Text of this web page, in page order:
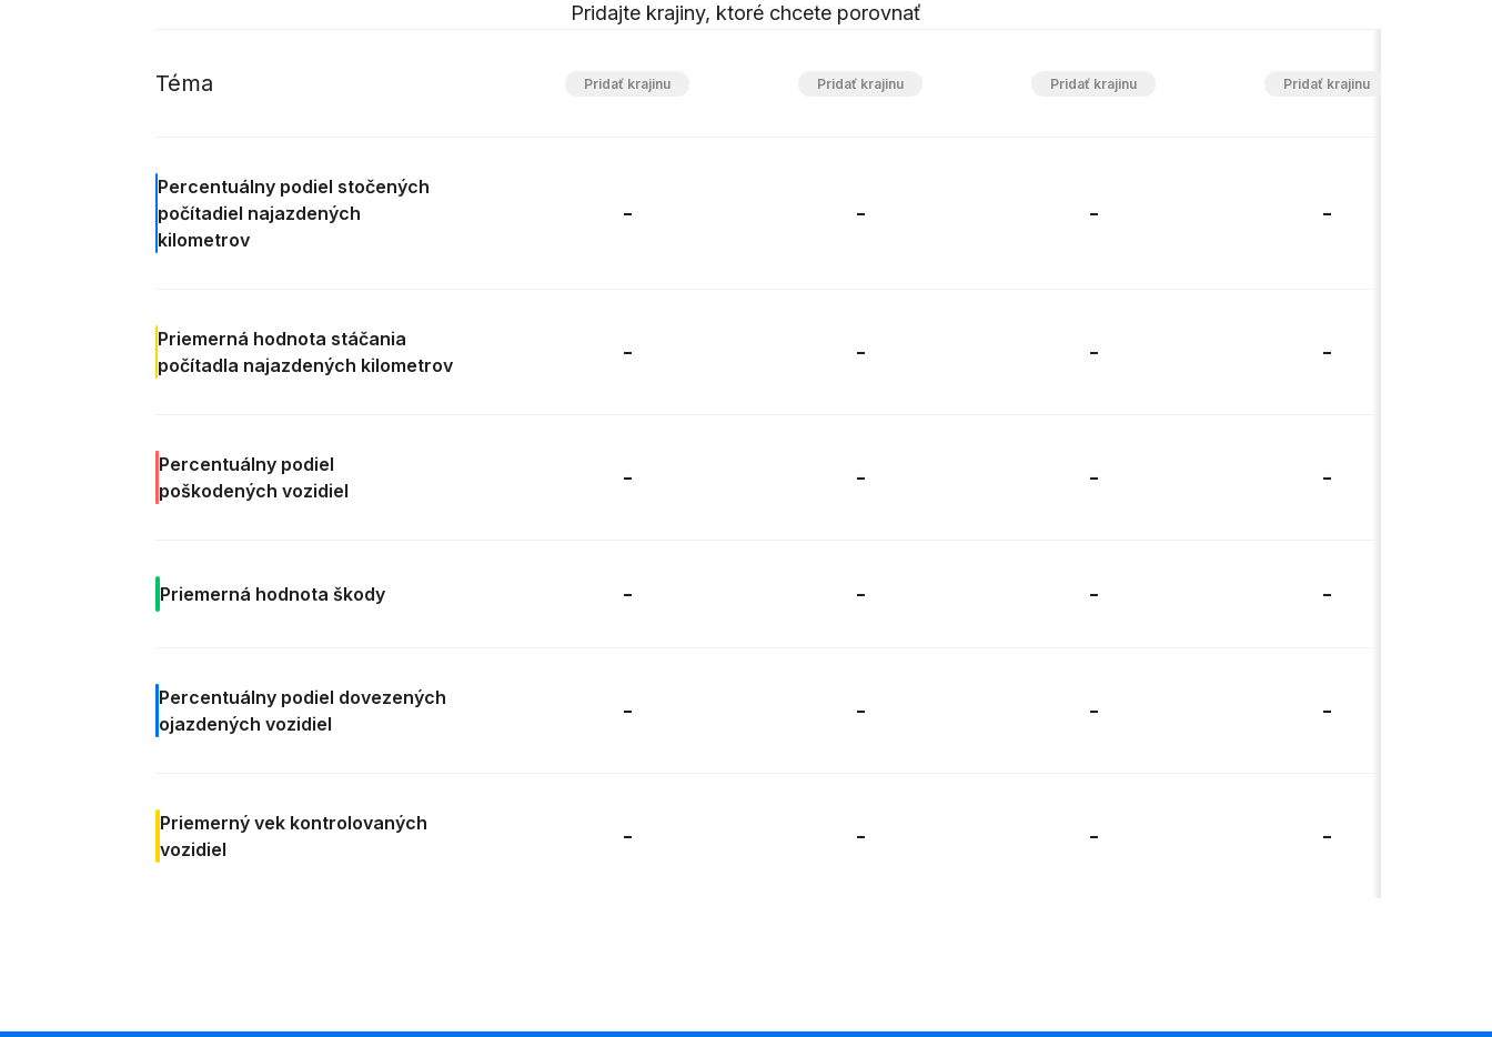
Pridajte krajiny, ktoré chcete porovnať
Téma
Percentuálny podiel stočených
počítadiel najazdených
kilometrov
- - - -
Priemerná hodnota stáčania
počítadla najazdených kilometrov
- - - -
Percentuálny podiel
poškodených vozidiel
- - - -
Priemerná hodnota škody - - - -
Percentuálny podiel dovezených
ojazdených vozidiel
- - - -
Priemerný vekkontrolovaných
vozidiel
- - - -